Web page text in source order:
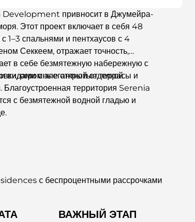
привносит в Джумейра-
Этот проект включает в себя 48
1–3 спальнями и пентхаусов с 4
Секкеем, отражает точность,
в себе безмятежную набережную с
с элегантной отделкой.
огромные открытые террасы и
территория Serenia
с безмятежной водной гладью и
с беспроцентными рассрочками
ВАЖНЫЙ ЭТАП